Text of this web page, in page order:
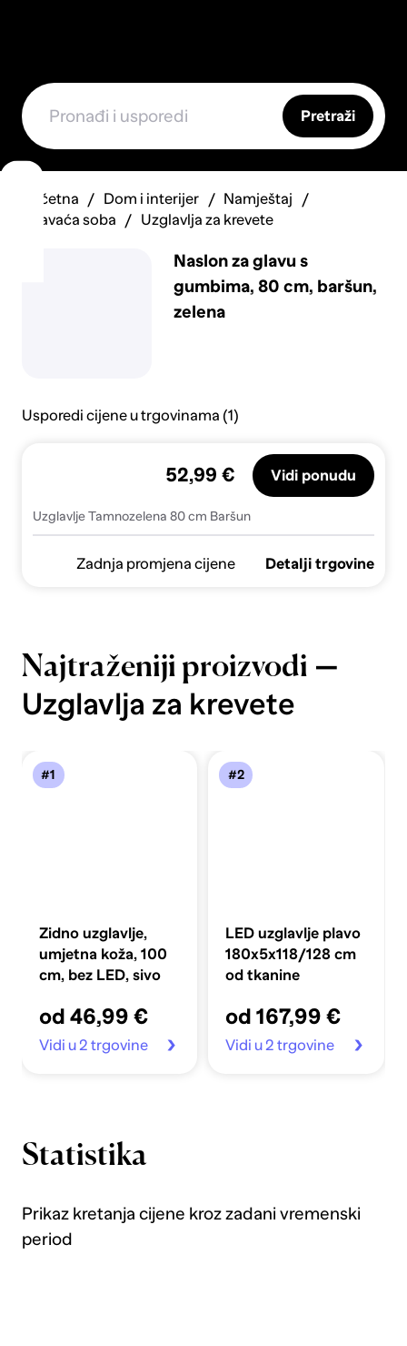
Pretraži
Početna Dom i interijer
Namještaj
Spavaća soba
Uzglavlja za krevete
Naslon za glavu s
gumbima, 80 cm, baršun,
zelena
Usporedi cijene u trgovinama (1)
Uzglavlje Tamnozelena 80 cm Baršun
52,99 € Vidi ponudu
Zadnja promjena cijene Detalji trgovine
Najtraženiji proizvodi —
Uzglavlja za krevete
#1
Zidno uzglavlje,
umjetna koža, 100
cm, bez LED, sivo
od 46,99 €
Vidi u 2 trgovine
#2
LED uzglavlje plavo
180x5x118/128 cm
od tkanine
od 167,99 €
Vidi u 2 trgovine
Statistika
Prikaz kretanja cijene kroz zadani vremenski
period